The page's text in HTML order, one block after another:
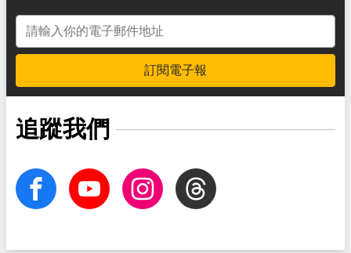
電子郵件地址
訂閱電子報
追蹤我們
facebook Youtube InstagramThreads